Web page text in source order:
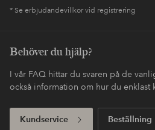
* Se erbjudandevillkor vid registrering
Behöver du hjälp?
I vår FAQ hittar du svaren på de
också information om hur du enklast
Kundservice Beställning